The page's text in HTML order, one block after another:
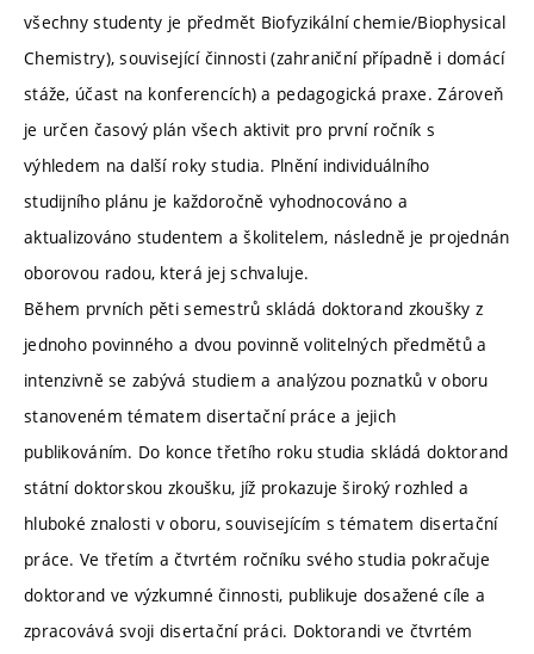
všechny studenty je předmět Biofyzikální chemie/Biophysical
Chemistry), související činnosti (zahraniční případně i domácí
stáže, účast na konferencích) a pedagogická praxe. Zároveň
je určen časový plán všech aktivit pro první ročník s
výhledem na další roky studia. Plnění individuálního
studijního plánu je každoročně vyhodnocováno a
aktualizováno studentem a školitelem, následně je projednán
oborovou radou, která jej schvaluje.
Během prvních pěti semestrů skládá doktorand zkoušky z
jednoho povinného a dvou povinně volitelných předmětů a
intenzivně se zabývá studiem a analýzou poznatků v oboru
stanoveném tématem disertační práce a jejich
publikováním. Do konce třetího roku studia skládá doktorand
státní doktorskou zkoušku, jíž prokazuje široký rozhled a
hluboké znalosti v oboru, souvisejícím s tématem disertační
práce. Ve třetím a čtvrtém ročníku svého studia pokračuje
doktorand ve výzkumné činnosti, publikuje dosažené cíle a
zpracovává svoji disertační práci. Doktorandi ve čtvrtém